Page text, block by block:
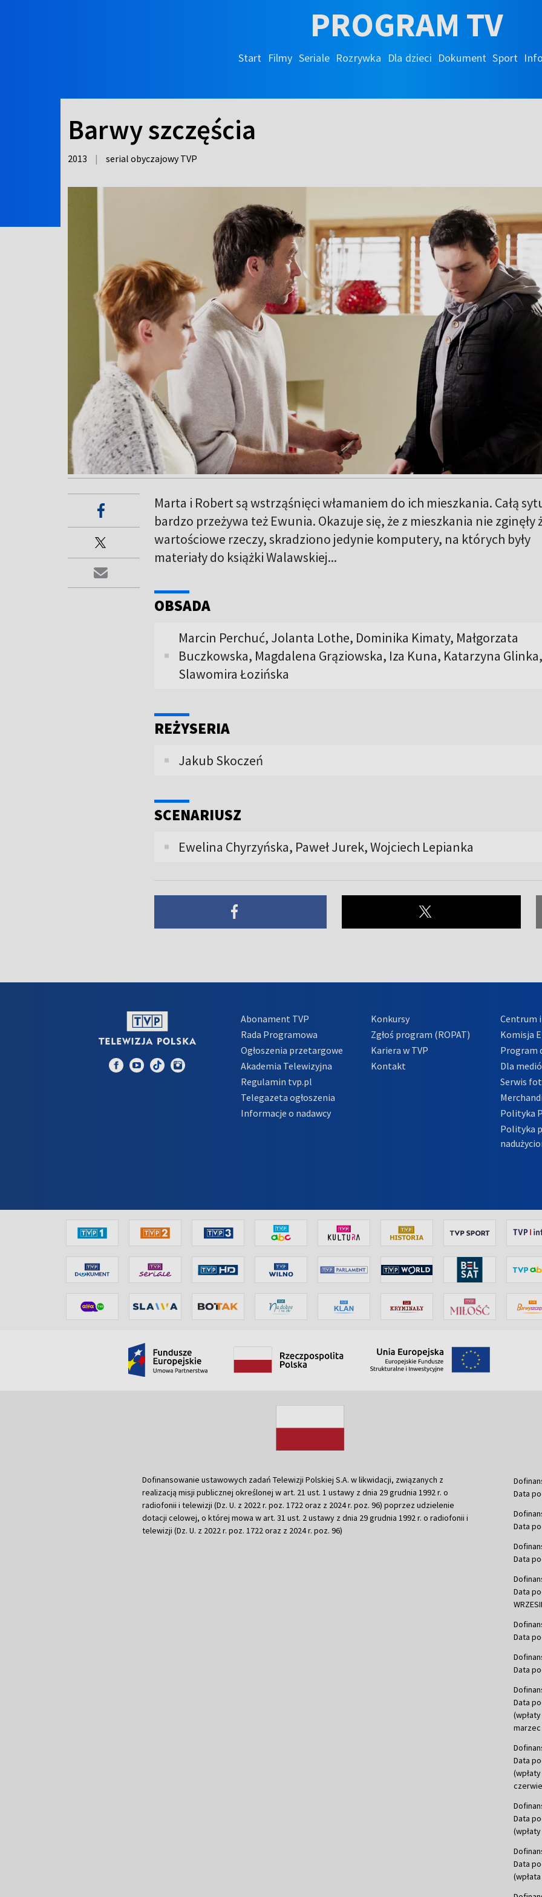
PROGRAM TV
Start Filmy Seriale Rozrywka Dla dzieci Dokument Sport
Barwy szczęścia
2013 | serial obyczajowy TVP
Marta i Robert są wstrząśnięci włamaniem do ich mieszkania. Całą
bardzo przeżywa też Ewunia. Okazuje się, że z mieszkania nie zginęły
wartościowe rzeczy, skradziono jedynie komputery, na których były
materiały do książki Walawskiej...
OBSADA
Marcin Perchuć, Jolanta Lothe, Dominika Kimaty, Małgorzata
Buczkowska, Magdalena Grąziowska, Iza Kuna, Katarzyna Glinka,
Slawomira Łozińska
REŻYSERIA
Jakub Skoczeń
SCENARIUSZ
Ewelina Chyrzyńska, Paweł Jurek, Wojciech Lepianka
Abonament TVP
Rada Programowa
Ogłoszenia przetargowe
Akademia Telewizyjna
Regulamin tvp.pl
Telegazeta ogłoszenia
Informacje o nadawcy
Konkursy
Zgłoś program (ROPAT)
Kariera w TVP
Kontakt
Centrum
Komisja
Program
Dla
Serwis
Polityka
Polityka
Dofinansowanie ustawowych zadań Telewizji Polskiej S.A. w likwidacji, związanych z
realizacją misji publicznej określonej w art. 21 ust. 1 ustawy z dnia 29 grudnia 1992 r. o
radiofonii i telewizji (Dz. U. z 2022 r. poz. 1722 oraz z 2024 r. poz. 96) poprzez udzielenie
dotacji celowej, o której mowa w art. 31 ust. 2 ustawy z dnia 29 grudnia 1992 r. o radiofonii i
telewizji (Dz. U. z 2022 r. poz. 1722 oraz z 2024 r. poz. 96)
Data
Data
Data
Data
Data
Data
Data
marzec
Data
Data
Data